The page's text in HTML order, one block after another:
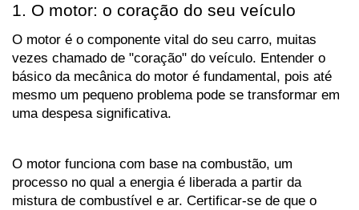
1. O motor: o coração do seu veículo
O motor é o componente vital do seu carro, muitas
vezes chamado de "coração" do veículo. Entender o
básico da mecânica do motor é fundamental, pois até
mesmo um pequeno problema pode se transformar em
uma despesa significativa.
O motor funciona com base na combustão, um
processo no qual a energia é liberada a partir da
mistura de combustível e ar. Certificar-se de que o